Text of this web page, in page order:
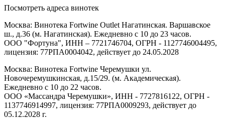
Посмотреть адреса винотек
Москва: Винотека Fortwine Outlet Нагатинская. Варшавское
ш., д.36 (м. Нагатинская). Ежедневно с 10 до 23 часов.
ООО "Фортуна", ИНН – 7721746704, ОГРН - 1127746004495,
лицензия: 77РПА0004042, действует до 24.05.2028
Москва: Винотека Fortwine Черемушки ул.
Новочеремушкинская, д.15/29. (м. Академическая).
Ежедневно с 10 до 22 часов.
ООО «Массандра Черемушки», ИНН - 7727816122, ОГРН -
1137746914997, лицензия: 77РПА0009293, действует до
05.12.2028 г.